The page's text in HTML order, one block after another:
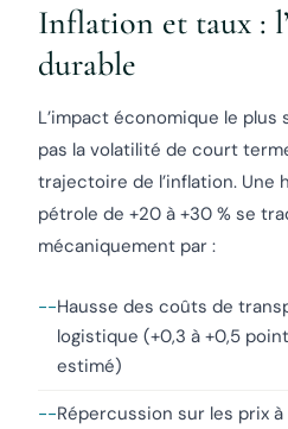
Inflation et taux :
durable
L’impact économique le
pas la volatilité de court
trajectoire de l’inflation. Une
pétrole de +20 à +30 % se
mécaniquement par :
Hausse des coûts de
logistique (+0,3 à +0,5
estimé)
Répercussion sur les prix